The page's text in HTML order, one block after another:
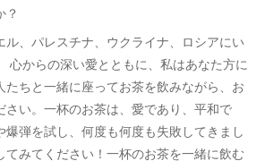
？
、パレスチナ、ウクライナ、ロシアにい
心からの深い愛とともに、私はあなた方に
たちと一緒に座ってお茶を飲みながら、お
さい。一杯のお茶は、愛であり、平和で
弾を試し、何度も何度も失敗してきまし
てみてください！一杯のお茶を一緒に飲む